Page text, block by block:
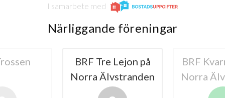
I samarbete med
Närliggande föreningar
på
BRF Kvarnliden på
Norra Älvstranden
HSB